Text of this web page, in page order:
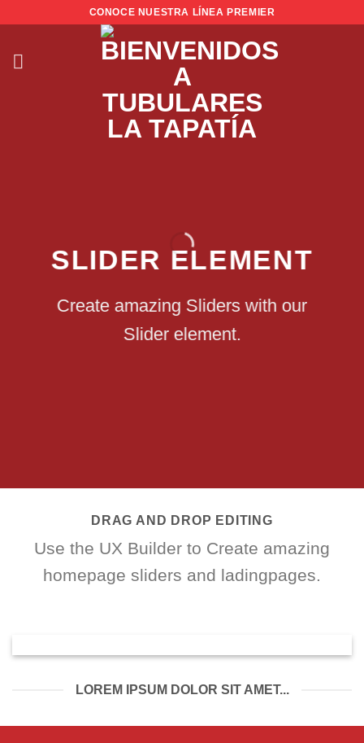
CONOCE NUESTRA LÍNEA PREMIER
SLIDER ELEMENT
Create amazing Sliders with our
Slider element.
DRAG AND DROP EDITING
Use the UX Builder to Create amazing
homepage sliders and ladingpages.
LOREM IPSUM DOLOR SIT AMET...